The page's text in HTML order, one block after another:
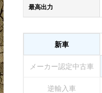
最高出力
新車
メーカー認定中古車
逆輸入車